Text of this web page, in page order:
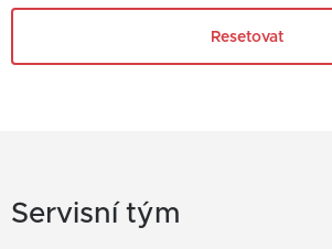
Resetovat
Servisní tým